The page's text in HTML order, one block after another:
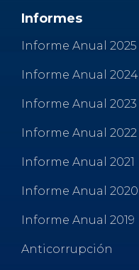
k
Informes
Informe Anual 2025
Informe Anual 2024
Informe Anual 2023
Informe Anual 2022
Informe Anual 2021
Informe Anual 2020
Informe Anual 2019
Anticorrupción